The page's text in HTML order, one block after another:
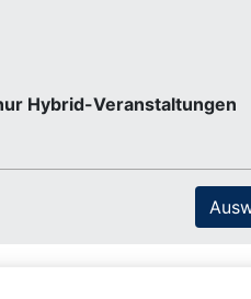
Hybrid-Veranstaltungen